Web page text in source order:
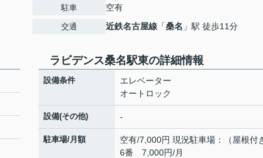
駐車 空有
交通 近鉄名古屋線 「桑名 」駅 徒歩11分
ラビデンス桑名駅東の詳細情報
設備条件
エレベーター
オートロック
設備(その他) -
駐車場/月額
空有/7,000円 現況駐車場：（屋根付
6番 7,000円/月